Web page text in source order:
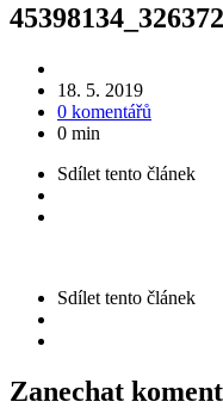
18. 5. 2019
0 komentářů
0 min
Sdílet tento článek
Sdílet tento článek
Zanechat